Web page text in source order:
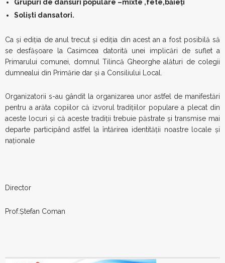
Grupuri de dansuri populare –mixte ,fete,băieți
Soliști dansatori.
Ca și ediția de anul trecut și ediția din acest an a fost posibilă să
se desfășoare la Casimcea datorită unei implicări de suflet a
Primarului comunei, domnul Tilincă Gheorghe alături de colegii
dumnealui din Primărie dar și a Consiliului Local.
Organizatorii s-au gândit la organizarea unor astfel de manifestări
pentru a arăta copiilor că izvorul tradițiilor populare a plecat din
aceste locuri și că aceste tradiții trebuie păstrate și transmise mai
departe participând astfel la întărirea identității noastre locale și
naționale
Director
Prof.Ştefan Coman